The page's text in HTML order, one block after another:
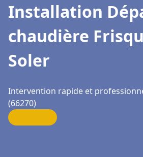
Installation
chaudière
Soler
Intervention rapide et
(66270)